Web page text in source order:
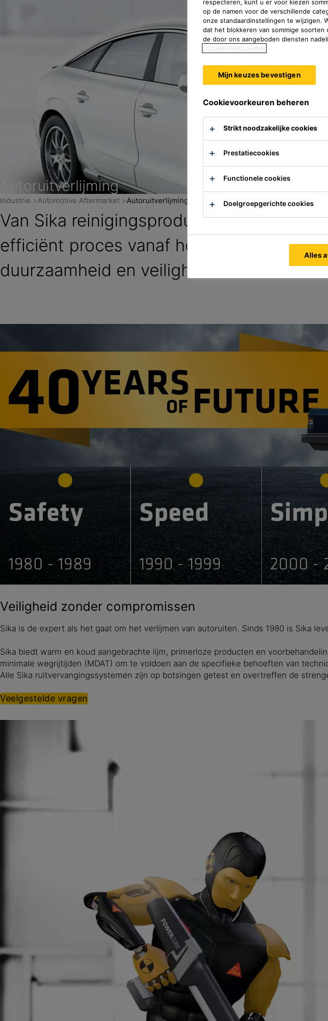
Autoruitverlijming
Industrie Automotive Aftermarket Autoruitverlijming
Van Sika reinigingsproducten tot
efficiënt proces vanaf het begin. Sika
duurzaamheid en veiligheid.
Veiligheid zonder compromissen
Sika is de expert als het gaat om het verlijmen van autoruiten. Sinds 1980 is Sika
Sika biedt warm en koud aangebrachte lijm, primerloze producten en
minimale wegrijtijden (MDAT) om te voldoen aan de specifieke behoeften van
Alle Sika ruitvervangingssystemen zijn op botsingen getest en overtreffen de
Veelgestelde vragen
respecteren, kunt u er voor kiezen
op de namen voor de verschillende
onze standaardinstellingen te wijzigen.
dat het blokkeren van sommige
de door ons aangeboden diensten
COOKIEVERKLARING
Mijn keuzes bevestigen
Cookievoorkeuren beheren
Strikt noodzakelijke cookies
Prestatiecookies
Functionele cookies
Doelgroepgerichte cookies
Alles